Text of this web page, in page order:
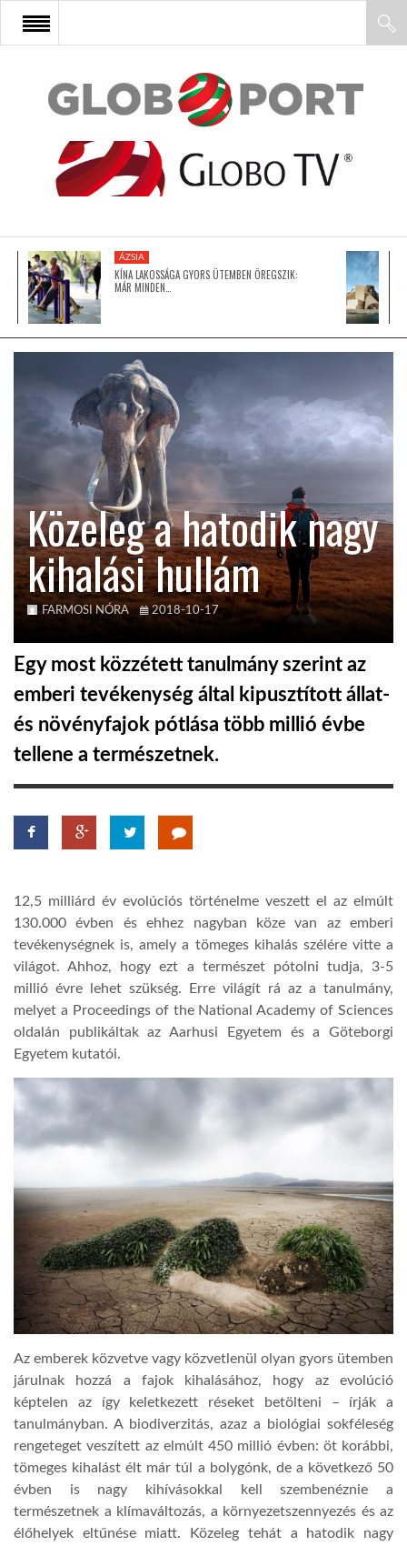
FŐOLDAL
AFRIKA
ÁZSIA
LATIN-AMERIKA
KÖZEL-KELET
AUSZTRÁLIA
A VILÁG ITTHON
GLOBOTV BP
TROPICALMAGAZIN
GLOBOTV
AFRIKA TUDÁSTÁR
A NAP SZÉPE
LINKTR.EE
GLOBOZSARU
DOBRAVERO.HU
LATIMO.HU
GLOBOBOOK
ÁZSIA
KÍNA LAKOSSÁGA GYORS ÜTEMBEN ÖREGSZIK:
MÁR MINDEN…
Közeleg a hatodik nagy
kihalási hullám
FARMOSI NÓRA 2018-10-17
Egy most közzétett tanulmány szerint az
emberi tevékenység által kipusztított állat-
és növényfajok pótlása több millió évbe
tellene a természetnek.
12,5 milliárd év evolúciós történelme veszett el az elmúlt
130.000 évben és ehhez nagyban köze van az emberi
tevékenységnek is, amely a tömeges kihalás szélére vitte a
világot. Ahhoz, hogy ezt a természet pótolni tudja, 3-5
millió évre lehet szükség. Erre világít rá az a tanulmány,
melyet a Proceedings of the National Academy of Sciences
oldalán publikáltak az Aarhusi Egyetem és a Göteborgi
Egyetem kutatói.
Az emberek közvetve vagy közvetlenül olyan gyors ütemben
járulnak hozzá a fajok kihalásához, hogy az evolúció
képtelen az így keletkezett réseket betölteni – írják a
tanulmányban. A biodiverzitás, azaz a biológiai sokféleség
rengeteget veszített az elmúlt 450 millió évben: öt korábbi,
tömeges kihalást élt már túl a bolygónk, de a következő 50
évben is nagy kihívásokkal kell szembenéznie a
természetnek a klímaváltozás, a környezetszennyezés és az
élőhelyek eltűnése miatt. Közeleg tehát a hatodik nagy